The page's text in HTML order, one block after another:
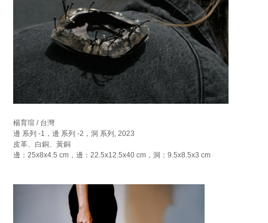
楊育瑄 / 台灣
邊 系列 -1，邊 系列 -2，洞 系列, 2023
皮革、白銅、黃銅
邊：25x8x4.5 cm，邊：22.5x12.5x40 cm，洞：9.5x8.5x3 cm